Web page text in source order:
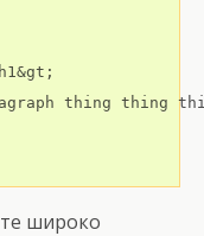
thing thing
широко